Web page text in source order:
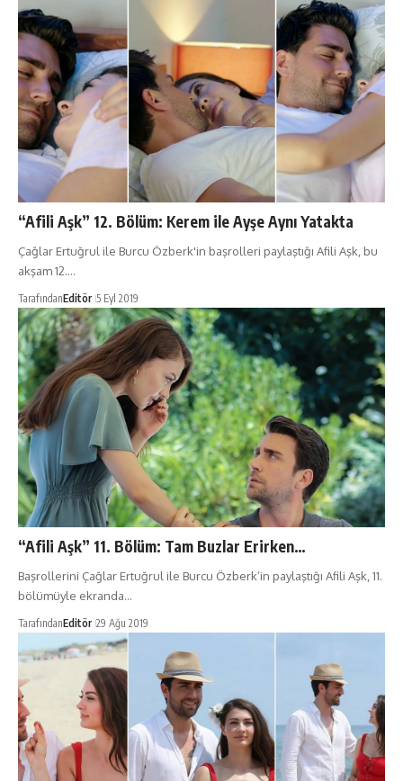
“Afili Aşk” 12. Bölüm: Kerem ile Ayşe Aynı Yatakta
Çağlar Ertuğrul ile Burcu Özberk'in başrolleri paylaştığı Afili Aşk, bu
akşam 12.…
TarafındanEditör 5 Eyl 2019
“Afili Aşk” 11. Bölüm: Tam Buzlar Erirken…
Başrollerini Çağlar Ertuğrul ile Burcu Özberk’in paylaştığı Afili Aşk, 11.
bölümüyle ekranda…
TarafındanEditör 29 Ağu 2019